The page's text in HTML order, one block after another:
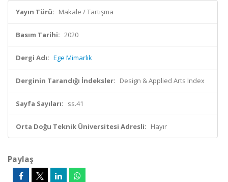
Yayın Türü: Makale / Tartışma
Basım Tarihi: 2020
Dergi Adı: Ege Mimarlık
Derginin Tarandığı İndeksler: Design & Applied Arts Index
Sayfa Sayıları: ss.41
Orta Doğu Teknik Üniversitesi Adresli: Hayır
Paylaş